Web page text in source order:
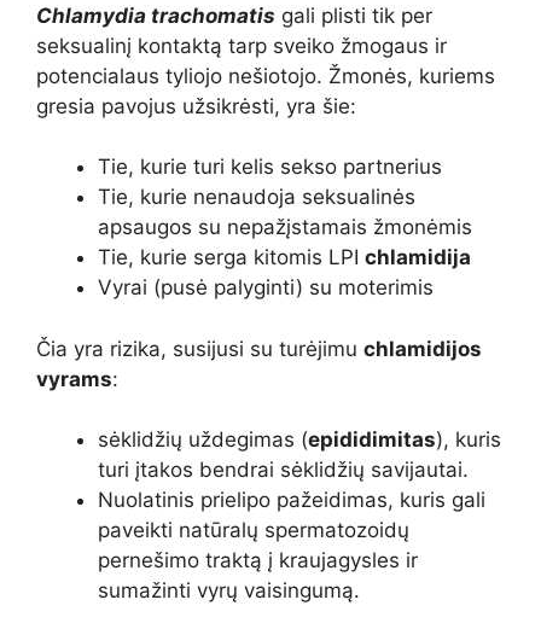
Chlamydia trachomatis gali plisti tik per
seksualinį kontaktą tarp sveiko žmogaus ir
potencialaus tyliojo nešiotojo. Žmonės, kuriems
gresia pavojus užsikrėsti, yra šie:
Tie, kurie turi kelis sekso partnerius
Tie, kurie nenaudoja seksualinės
apsaugos su nepažįstamais žmonėmis
Tie, kurie serga kitomis LPI chlamidija
Vyrai (pusė palyginti) su moterimis
Čia yra rizika, susijusi su turėjimu chlamidijos
vyrams:
sėklidžių uždegimas (epididimitas), kuris
turi įtakos bendrai sėklidžių savijautai.
Nuolatinis prielipo pažeidimas, kuris gali
paveikti natūralų spermatozoidų
pernešimo traktą į kraujagysles ir
sumažinti vyrų vaisingumą.